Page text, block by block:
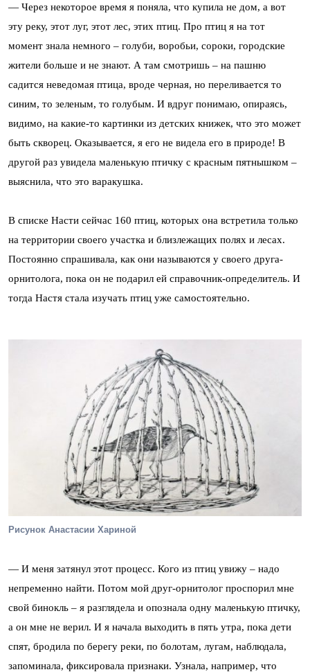
— Через некоторое время я поняла, что купила не дом, а вот
эту реку, этот луг, этот лес, этих птиц. Про птиц я на тот
момент знала немного – голуби, воробьи, сороки, городские
жители больше и не знают. А там смотришь – на пашню
садится неведомая птица, вроде черная, но переливается то
синим, то зеленым, то голубым. И вдруг понимаю, опираясь,
видимо, на какие-то картинки из детских книжек, что это может
быть скворец. Оказывается, я его не видела его в природе! В
другой раз увидела маленькую птичку с красным пятнышком –
выяснила, что это варакушка.
В списке Насти сейчас 160 птиц, которых она встретила только
на территории своего участка и близлежащих полях и лесах.
Постоянно спрашивала, как они называются у своего друга-
орнитолога, пока он не подарил ей справочник-определитель. И
тогда Настя стала изучать птиц уже самостоятельно.
Рисунок Анастасии Хариной
— И меня затянул этот процесс. Кого из птиц увижу – надо
непременно найти. Потом мой друг-орнитолог проспорил мне
свой бинокль – я разглядела и опознала одну маленькую птичку,
а он мне не верил. И я начала выходить в пять утра, пока дети
спят, бродила по берегу реки, по болотам, лугам, наблюдала,
запоминала, фиксировала признаки. Узнала, например, что